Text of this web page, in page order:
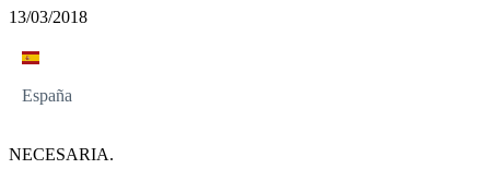
13/03/2018
España
NECESARIA.